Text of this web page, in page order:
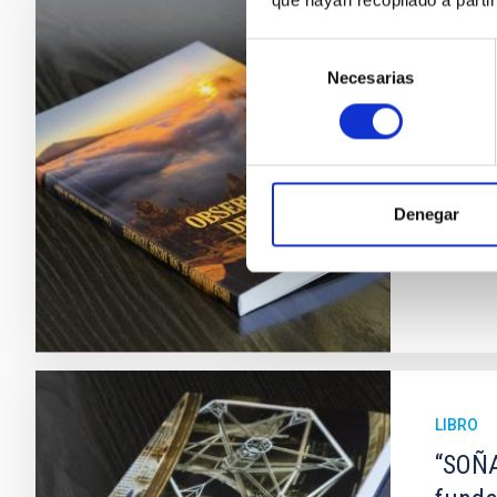
Selección
consentimiento
Necesarias
Denegar
LIBRO
Las
LIBRO